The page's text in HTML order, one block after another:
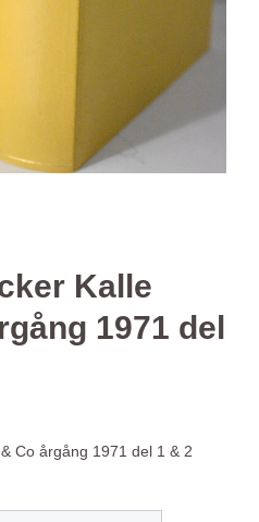
Kalle
1971 del
Co årgång 1971 del 1 & 2